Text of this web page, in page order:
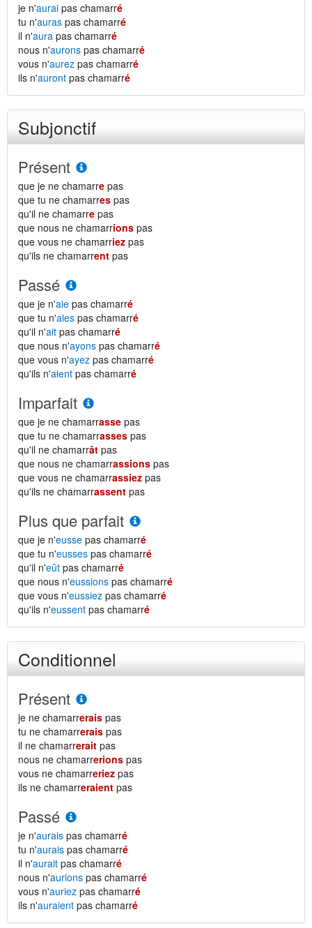
je n'aurai pas chamarré
tu n'auras pas chamarré
il n'aura pas chamarré
nous n'aurons pas chamarré
vous n'aurez pas chamarré
ils n'auront pas chamarré
Subjonctif
Présent
que je ne chamarre pas
que tu ne chamarres pas
qu'il ne chamarre pas
que nous ne chamarrions pas
que vous ne chamarriez pas
qu'ils ne chamarrent pas
Passé
que je n'aie pas chamarré
que tu n'aies pas chamarré
qu'il n'ait pas chamarré
que nous n'ayons pas chamarré
que vous n'ayez pas chamarré
qu'ils n'aient pas chamarré
Imparfait
que je ne chamarrasse pas
que tu ne chamarrasses pas
qu'il ne chamarrât pas
que nous ne chamarrassions pas
que vous ne chamarrassiez pas
qu'ils ne chamarrassent pas
Plus que parfait
que je n'eusse pas chamarré
que tu n'eusses pas chamarré
qu'il n'eût pas chamarré
que nous n'eussions pas chamarré
que vous n'eussiez pas chamarré
qu'ils n'eussent pas chamarré
Conditionnel
Présent
je ne chamarrerais pas
tu ne chamarrerais pas
il ne chamarrerait pas
nous ne chamarrerions pas
vous ne chamarreriez pas
ils ne chamarreraient pas
Passé
je n'aurais pas chamarré
tu n'aurais pas chamarré
il n'aurait pas chamarré
nous n'aurions pas chamarré
vous n'auriez pas chamarré
ils n'auraient pas chamarré